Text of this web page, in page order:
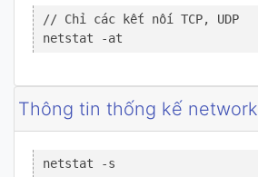
// Chỉ các kết nối TCP, UDP
netstat -at
Thông tin thống kế network
netstat -s